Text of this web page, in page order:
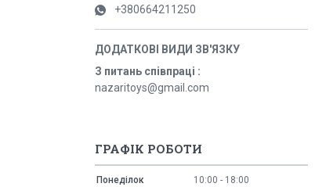
+380664211250
З питань співпраці
nazaritoys@gmail.com
ГРАФІК РОБОТИ
Понеділок 10:00 18:00